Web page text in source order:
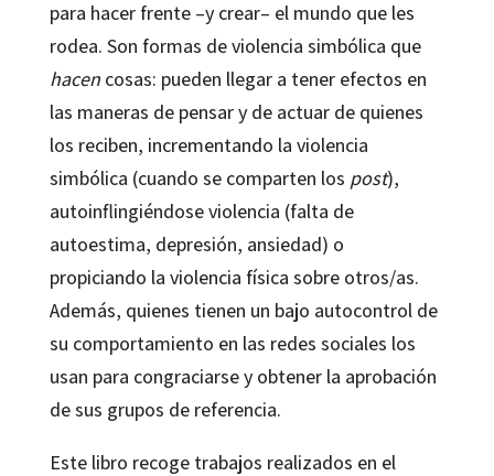
para hacer frente –y crear– el mundo que les
rodea. Son formas de violencia simbólica que
hacencosas: pueden llegar a tener efectos en
las maneras de pensar y de actuar de quienes
los reciben, incrementando la violencia
simbólica (cuando se comparten los post),
autoinflingiéndose violencia (falta de
autoestima, depresión, ansiedad) o
propiciando la violencia física sobre otros/as.
Además, quienes tienen un bajo autocontrol de
su comportamiento en las redes sociales los
usan para congraciarse y obtener la aprobación
de sus grupos de referencia.
Este libro recoge trabajos realizados en el